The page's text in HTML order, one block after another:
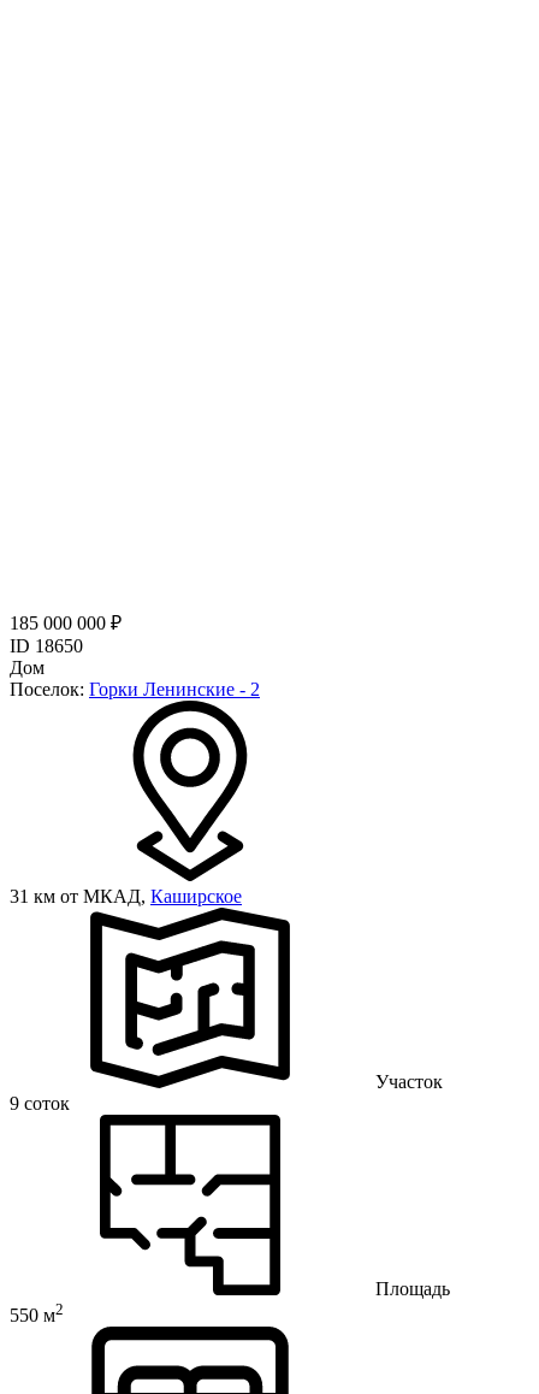
185 000 000 ₽
ID 18650
Дом
Поселок: Горки Ленинские - 2
31 км от МКАД, Каширское
Участок
9 соток
Площадь
550 м2